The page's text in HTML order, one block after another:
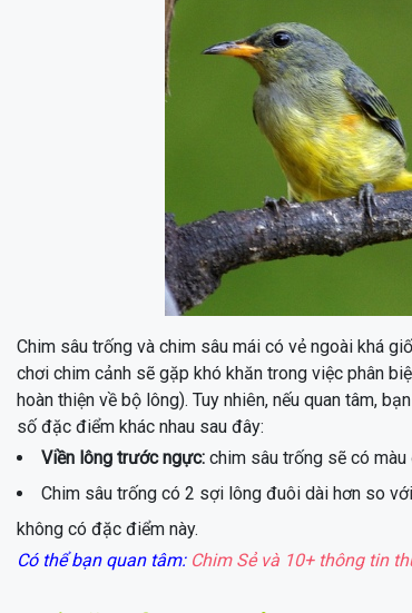
Chim sâu trống và chim sâu mái có vẻ ngoài khá
chơi chim cảnh sẽ gặp khó khăn trong việc phân
hoàn thiện về bộ lông). Tuy nhiên, nếu quan tâm,
số đặc điểm khác nhau sau đây:
Viền lông trước ngực: chim sâu trống sẽ có
Chim sâu trống có 2 sợi lông đuôi dài hơn so
không có đặc điểm này.
Có thể bạn quan tâm: Chim Sẻ và 10+ thông tin